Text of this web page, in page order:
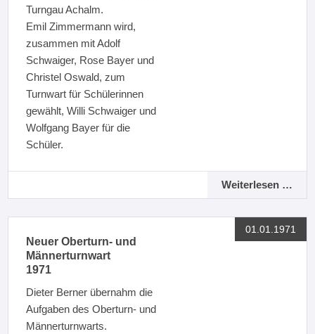
Turngau Achalm.
Emil Zimmermann wird,
zusammen mit Adolf
Schwaiger, Rose Bayer und
Christel Oswald, zum
Turnwart für Schülerinnen
gewählt, Willi Schwaiger und
Wolfgang Bayer für die
Schüler.
Weiterlesen …
01.01.1971
Neuer Oberturn- und
Männerturnwart
1971
Dieter Berner übernahm die
Aufgaben des Oberturn- und
Männerturnwarts.